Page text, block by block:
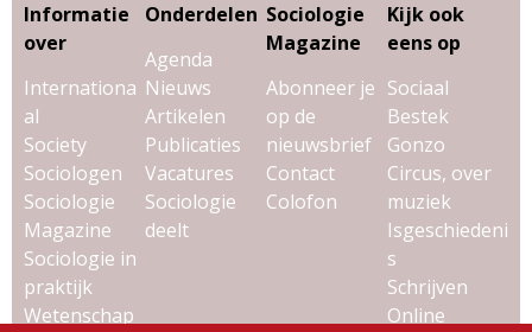
Informatie
over
Internationa
al
Society
Sociologen
Sociologie
Magazine
Sociologie in
praktijk
Wetenschap
Onderdelen
Agenda
Nieuws
Artikelen
Publicaties
Vacatures
Sociologie
deelt
Sociologie
Magazine
Abonneer je
op de
nieuwsbrief
Contact
Colofon
Kijk ook
eens op
Sociaal
Bestek
Gonzo
Circus, over
muziek
Isgeschiedeni
s
Schrijven
Online